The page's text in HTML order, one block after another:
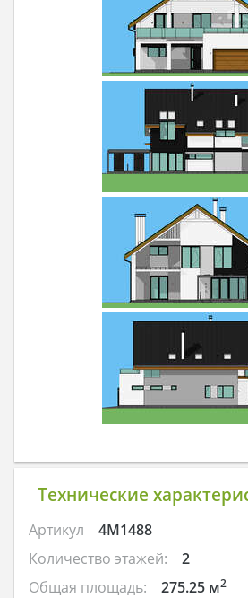
Технические
Артикул
4M1488
Количество этажей:
2
Общая площадь:
275.25 м2